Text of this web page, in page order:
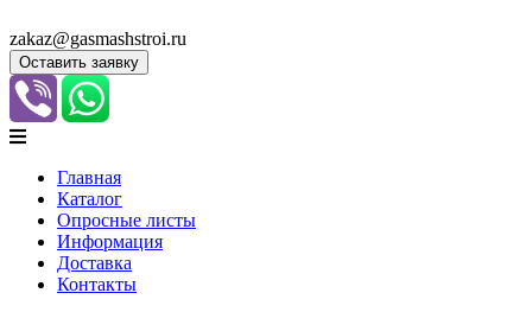
zakaz@gasmashstroi.ru
Оставить заявку
Главная
Каталог
Опросные листы
Информация
Доставка
Контакты